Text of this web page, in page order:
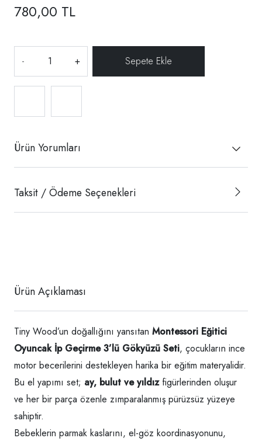
780,00 TL
- +
Ürün Yorumları
Taksit / Ödeme Seçenekleri
Ürün Açıklaması
Tiny Wood’un doğallığını yansıtan Montessori Eğitici
Oyuncak İp Geçirme 3’lü Gökyüzü Seti, çocukların ince
motor becerilerini destekleyen harika bir eğitim materyalidir.
Bu el yapımı set; ay, bulut ve yıldızfigürlerinden oluşur
ve her bir parça özenle zımparalanmış pürüzsüz yüzeye
sahiptir.
Bebeklerin parmak kaslarını, el-göz koordinasyonunu,